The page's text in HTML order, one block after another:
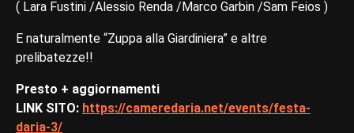
( Lara Fustini /Alessio Renda /Marco Garbin /Sam Feios )
E naturalmente “Zuppa alla Giardiniera” e altre
prelibatezze!!
Presto + aggiornamenti
LINK SITO: https://cameredaria.net/events/festa-
daria-3/